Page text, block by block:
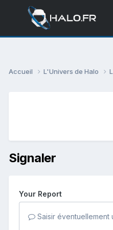
Accueil L'Univers de Halo
Signaler
Your Report
Saisir éventuellement